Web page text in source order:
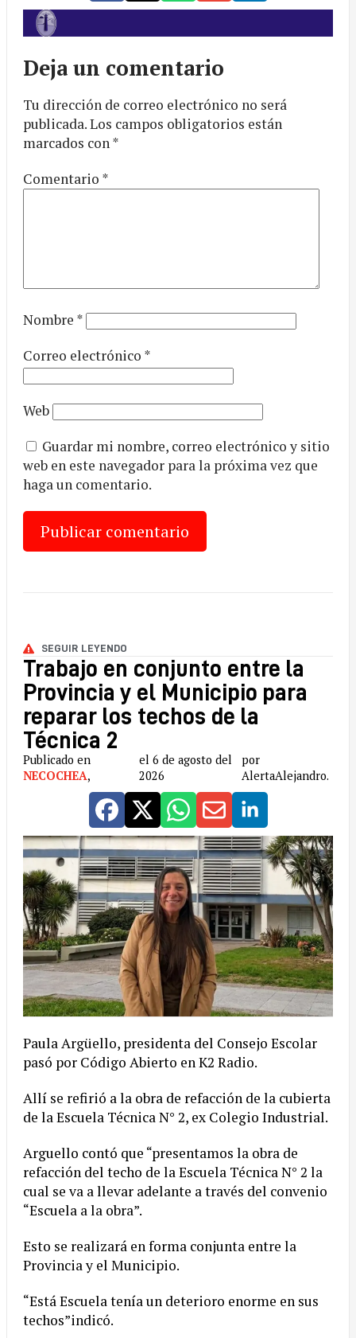
Deja un comentario
Tu dirección de correo electrónico no será
publicada.Los campos obligatorios están
marcados con*
Comentario *
Nombre *
Correo electrónico *
Web
Guardar mi nombre, correo electrónico y sitio
web en este navegador para la próxima vez que
haga un comentario.
SEGUIR LEYENDO
Trabajo en conjunto entre la
Provincia y el Municipio para
reparar los techos de la
Técnica 2
Publicado en
NECOCHEA,
el 6 de agosto del
2026
por
AlertaAlejandro.
Paula Argüello, presidenta del Consejo Escolar
pasó por Código Abierto en K2 Radio.
Allí se refirió a la obra de refacción de la cubierta
de la Escuela Técnica N° 2, ex Colegio Industrial.
Arguello contó que “presentamos la obra de
refacción del techo de la Escuela Técnica N° 2 la
cual se va a llevar adelante a través del convenio
“Escuela a la obra”.
Esto se realizará en forma conjunta entre la
Provincia y el Municipio.
“Está Escuela tenía un deterioro enorme en sus
techos”indicó.